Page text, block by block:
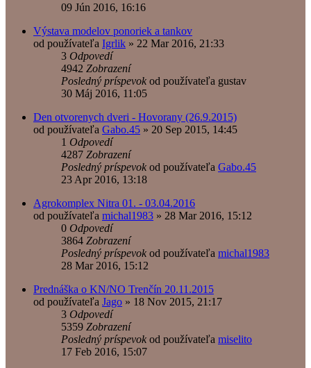
09 Jún 2016, 16:16
Výstava modelov ponoriek a tankov
od používateľa Igrlik » 22 Mar 2016, 21:33
3 Odpovedí
4942 Zobrazení
Posledný príspevok od používateľa gustav
30 Máj 2016, 11:05
Den otvorenych dveri - Hovorany (26.9.2015)
od používateľa Gabo.45 » 20 Sep 2015, 14:45
1 Odpovedí
4287 Zobrazení
Posledný príspevok od používateľa Gabo.45
23 Apr 2016, 13:18
Agrokomplex Nitra 01. - 03.04.2016
od používateľa michal1983 » 28 Mar 2016, 15:12
0 Odpovedí
3864 Zobrazení
Posledný príspevok od používateľa michal1983
28 Mar 2016, 15:12
Prednáška o KN/NO Trenčín 20.11.2015
od používateľa Jago » 18 Nov 2015, 21:17
3 Odpovedí
5359 Zobrazení
Posledný príspevok od používateľa miselito
17 Feb 2016, 15:07